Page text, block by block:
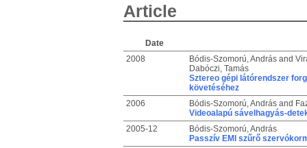
Article
Date
2008
Bódis-Szomorú, Andrásand
Dabóczi, Tamás
Sztereo gépi látórendszer
követéséhez
2006
Bódis-Szomorú, Andrásand
Videoalapú sávelhagyás-
2005-12
Bódis-Szomorú, András
Passzív EMI szűrő